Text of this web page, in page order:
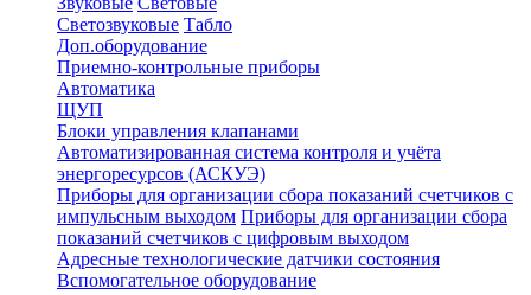
Светозвуковые Табло
Доп.оборудование
Приемно-контрольные приборы
Автоматика
ЩУП
Блоки управления клапанами
Автоматизированная система контроля и учёта
энергоресурсов (АСКУЭ)
Приборы для организации сбора показаний счетчиков с
импульсным выходом Приборы для организации сбора
показаний счетчиков с цифровым выходом
Адресные технологические датчики состояния
Вспомогательное оборудование